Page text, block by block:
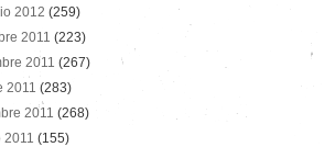
2012 (259)
2011 (223)
2011 (267)
2011 (283)
2011 (268)
2011 (155)